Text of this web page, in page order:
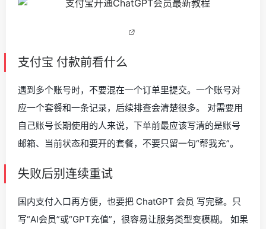
支付宝 付款前看什么
遇到多个账号时，不要混在一个订单里提交。一个账号对
应一个套餐和一条记录，后续排查会清楚很多。 对需要用
自己账号长期使用的人来说，下单前最应该写清的是账号
邮箱、当前状态和要开的套餐，不要只留一句“帮我充”。
失败后别连续重试
国内支付入口再方便，也要把 ChatGPT 会员 写完整。只
写“AI会员”或“GPT充值”，很容易让服务类型变模糊。 如果